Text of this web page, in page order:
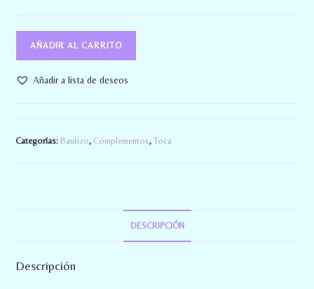
AÑADIR AL CARRITO
Añadir a lista de deseos
Categorías: Bautizo, Complementos,Toca
DESCRIPCIÓN
Descripción